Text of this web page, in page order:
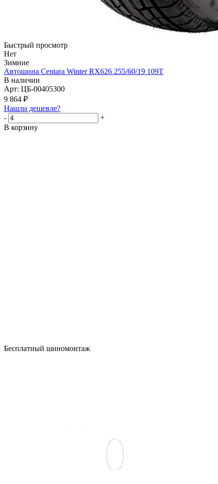
Быстрый просмотр
Нет
Зимние
Автошина Centara Winter RX626 255/60/19 109T
В наличии
Арт: ЦБ-00405300
9 864 ₽
Нашли дешевле?
-
+
В корзину
Бесплатный шиномонтаж